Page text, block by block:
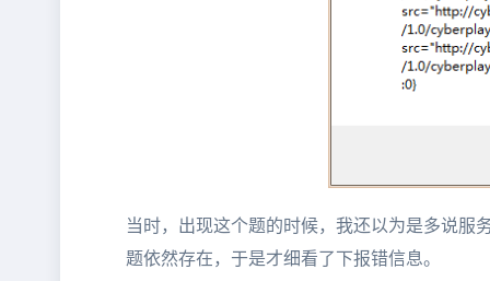
当时，出现这个题的时候，我还以为是多说服
题依然存在，于是才细看了下报错信息。